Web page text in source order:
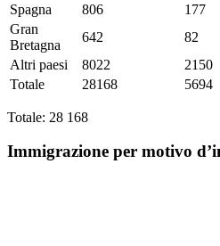
Spagna
806 177
Gran
Bretagna
642 82
Altri paesi
8022 2150
Totale
28168 5694
Totale: 28 168
Immigrazione per motivo